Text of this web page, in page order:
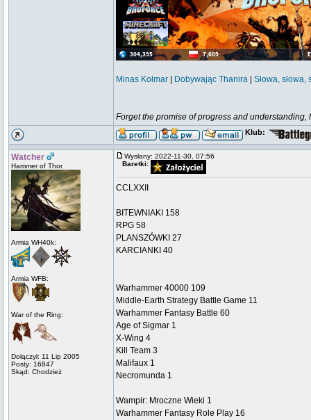
Minas Kolmar Dobywając Thanira Słowa, słowa,
Forget the promise of progress and
Klub:
Watcher
Hammer of Thor
Armia WH40k:
Armia WFB:
War of the Ring:
Dołączył: 11 Lip 2005
Posty: 16847
Skąd: Chodzież
Wysłany: 2022-11-30, 07:56
Baretki:
CCLXXII
BITEWNIAKI 158
RPG 58
PLANSZÓWKI 27
KARCIANKI 40
Warhammer 40000 109
Middle-Earth Strategy Battle Game 11
Warhammer Fantasy Battle 60
Age of Sigmar 1
X-Wing 4
Kill Team 3
Malifaux 1
Necromunda 1
Wampir: Mroczne Wieki 1
Warhammer Fantasy Role Play 16